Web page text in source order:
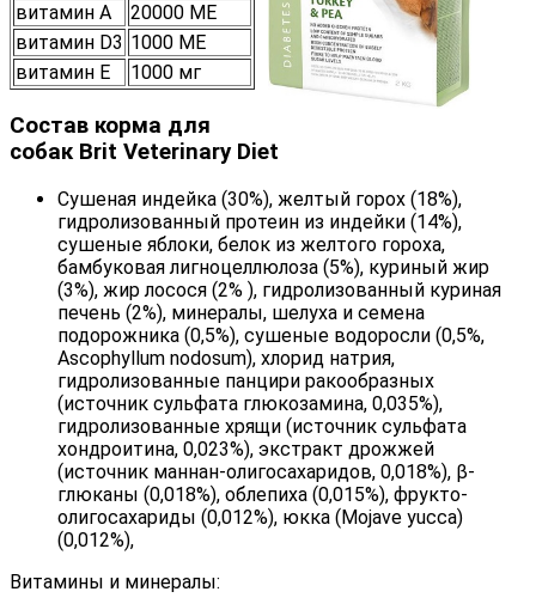
витамин А
20000 МЕ
витамин D3 1000 МЕ
витамин Е
1000 мг
Состав корма для
собак Brit Veterinary Diet
Сушеная индейка (30%), желтый горох (18%),
гидролизованный протеин из индейки (14%),
сушеные яблоки, белок из желтого гороха,
бамбуковая лигноцеллюлоза (5%), куриный жир
(3%), жир лосося (2% ), гидролизованный куриная
печень (2%), минералы, шелуха и семена
подорожника (0,5%), сушеные водоросли (0,5%,
Ascophyllum nodosum), хлорид натрия,
гидролизованные панцири ракообразных
(источник сульфата глюкозамина, 0,035%),
гидролизованные хрящи (источник сульфата
хондроитина, 0,023%), экстракт дрожжей
(источник маннан-олигосахаридов, 0,018%), β-
глюканы (0,018%), облепиха (0,015%), фрукто-
олигосахариды (0,012%), юкка (Mojave yucca)
(0,012%),
Витамины и минералы: